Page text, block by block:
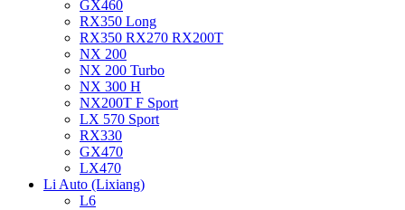
GX460
RX350 Long
RX350 RX270 RX200T
NX 200
NX 200 Turbo
NX 300 H
NX200T F Sport
LX 570 Sport
RX330
GX470
LX470
Li Auto (Lixiang)
L6